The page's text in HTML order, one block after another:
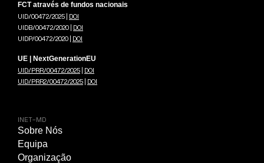
FCT através de fundos nacionais
UID/00472/2025 | DOI
UIDB/00472/2020 | DOI
UIDP/00472/2020 | DOI
UE | NextGenerationEU
UID/PRR/00472/2025 | DOI
UID/PRR2/00472/2025 | DOI
INET-MD
Sobre Nós
Equipa
Organização